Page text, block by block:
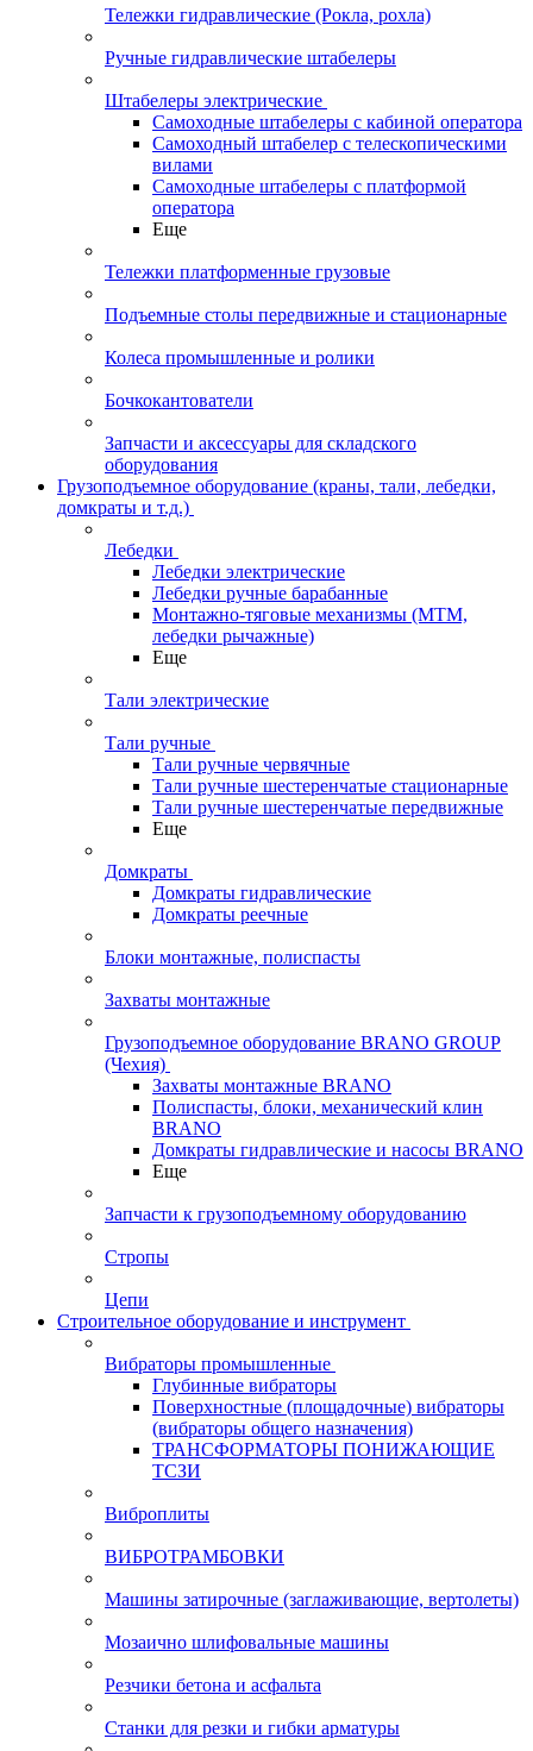
Тележки гидравлические (Рокла, рохла)
Ручные гидравлические штабелеры
Штабелеры электрические
Самоходные штабелеры с кабиной оператора
Самоходный штабелер с телескопическими
вилами
Самоходные штабелеры с платформой
оператора
Еще
Тележки платформенные грузовые
Подъемные столы передвижные и стационарные
Колеса промышленные и ролики
Бочкокантователи
Запчасти и аксессуары для складского
оборудования
Грузоподъемное оборудование (краны, тали, лебедки,
домкраты и т.д.)
Лебедки
Лебедки электрические
Лебедки ручные барабанные
Монтажно-тяговые механизмы (МТМ,
лебедки рычажные)
Еще
Тали электрические
Тали ручные
Тали ручные червячные
Тали ручные шестеренчатые стационарные
Тали ручные шестеренчатые передвижные
Еще
Домкраты
Домкраты гидравлические
Домкраты реечные
Блоки монтажные, полиспасты
Захваты монтажные
Грузоподъемное оборудование BRANO GROUP
(Чехия)
Захваты монтажные BRANO
Полиспасты, блоки, механический клин
BRANO
Домкраты гидравлические и насосы BRANO
Еще
Запчасти к грузоподъемному оборудованию
Стропы
Цепи
Строительное оборудование и инструмент
Вибраторы промышленные
Глубинные вибраторы
Поверхностные (площадочные) вибраторы
(вибраторы общего назначения)
ТРАНСФОРМАТОРЫ ПОНИЖАЮЩИЕ
ТСЗИ
Виброплиты
ВИБРОТРАМБОВКИ
Машины затирочные (заглаживающие, вертолеты)
Мозаично шлифовальные машины
Резчики бетона и асфальта
Станки для резки и гибки арматуры